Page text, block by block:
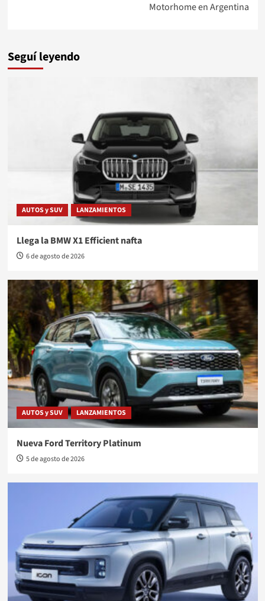
Motorhome en Argentina
Seguí leyendo
AUTOS y SUV LANZAMIENTOS
Llega la BMW X1 Efficient nafta
6 de agosto de 2026
AUTOS y SUV LANZAMIENTOS
Nueva Ford Territory Platinum
5 de agosto de 2026